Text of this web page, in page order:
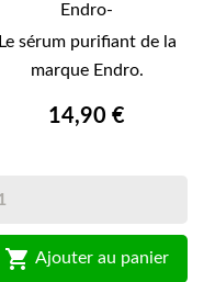
Endro-
Le sérum purifiant de la
marque Endro.
14,90 €
 Ajouter au panier